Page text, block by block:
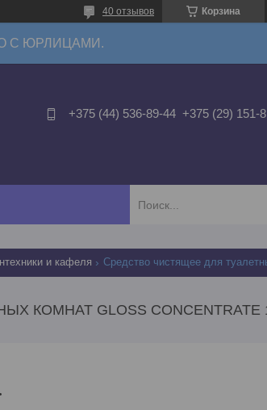
Корзина
40 отзывов
С ЮРЛИЦАМИ.
+375 (44) 536-89-44 +375 (29) 151-
и кафеля
КОМНАТ GLOSS CONCENTRATE